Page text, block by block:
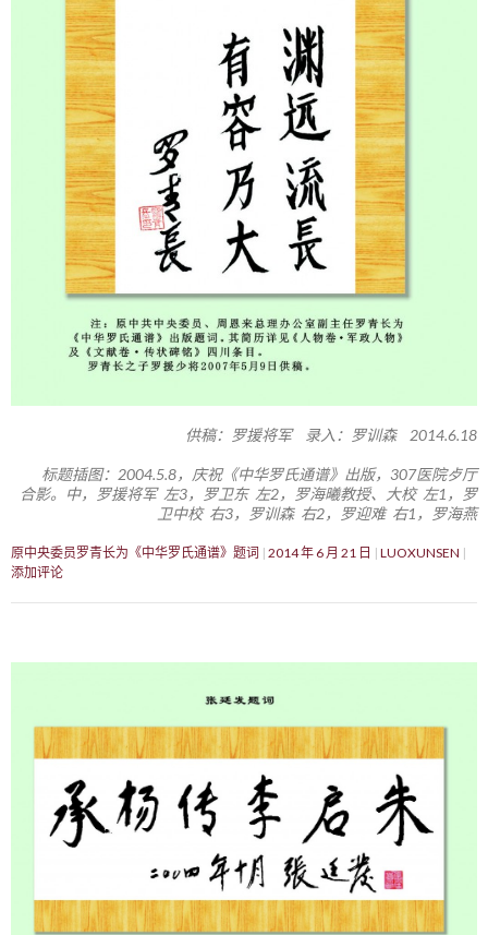
供稿：罗援将军 录入：罗训森 2014.6.18
标题插图：2004.5.8，庆祝《中华罗氏通谱》出版，307医院歺厅
合影。中，罗援将军 左3，罗卫东 左2，罗海曦教授、大校 左1，罗
卫中校 右3，罗训森 右2，罗迎难 右1，罗海燕
原中央委员罗青长为《中华罗氏通谱》题词 2014 年 6 月 21 日
LUOXUNSEN
添加评论